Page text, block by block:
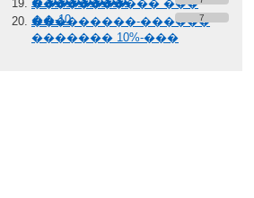
����������� ���
��-10
���������-������
������� 10%-���
7